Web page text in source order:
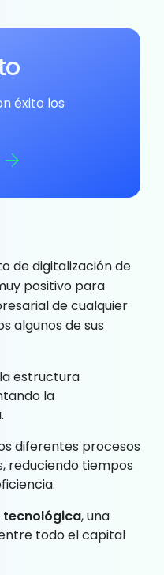
éxito los
de digitalización de
positivo para
de cualquier
algunos de sus
estructura
la
diferentes procesos
reduciendo tiempos
tecnológica, una
todo el capital